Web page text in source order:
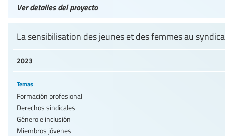
Ver detalles del proyecto
2023
La sensibilisation des jeunes et des femmes au
Temas
Formación profesional
Derechos sindicales
Género e inclusión
Miembros jóvenes